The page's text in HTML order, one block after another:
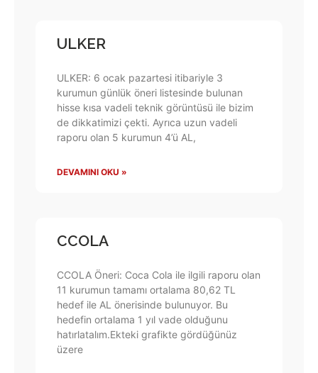
ULKER
ULKER: 6 ocak pazartesi itibariyle 3
kurumun günlük öneri listesinde bulunan
hisse kısa vadeli teknik görüntüsü ile bizim
de dikkatimizi çekti. Ayrıca uzun vadeli
raporu olan 5 kurumun 4’ü AL,
DEVAMINI OKU »
CCOLA
CCOLA Öneri: Coca Cola ile ilgili raporu olan
11 kurumun tamamı ortalama 80,62 TL
hedef ile AL önerisinde bulunuyor. Bu
hedefin ortalama 1 yıl vade olduğunu
hatırlatalım.Ekteki grafikte gördüğünüz
üzere